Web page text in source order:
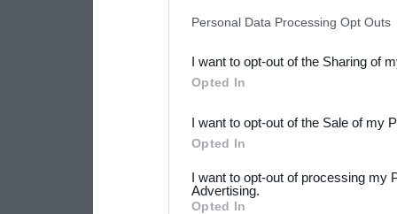
Downstream Participants
third parties.
Please note that this
not limited to your visit or
Personal Data Processing Opt Outs
I want to opt-out of the Sharing of
Opted In
I want to opt-out of the Sale of my
Opted In
I want to opt-out of processing my
Advertising.
Opted In